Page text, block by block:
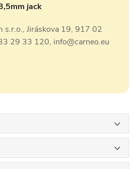
jack
s.r.o., Jiráskova 19, 917 02
29 33 120, info@carneo.eu